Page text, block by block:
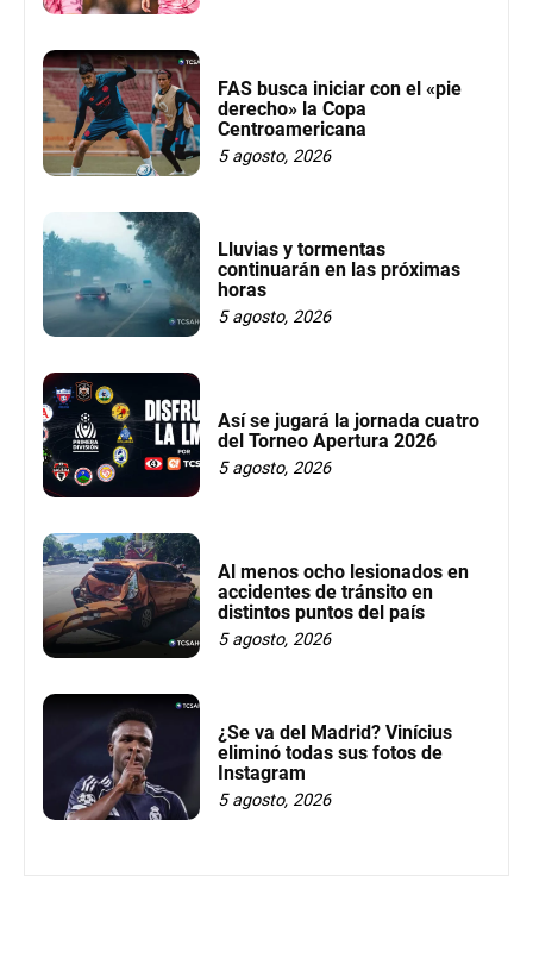
FAS busca iniciar con el «pie
derecho» la Copa
Centroamericana
5 agosto, 2026
Lluvias y tormentas
continuarán en las próximas
horas
5 agosto, 2026
Así se jugará la jornada cuatro
del Torneo Apertura 2026
5 agosto, 2026
Al menos ocho lesionados en
accidentes de tránsito en
distintos puntos del país
5 agosto, 2026
¿Se va del Madrid? Vinícius
eliminó todas sus fotos de
Instagram
5 agosto, 2026